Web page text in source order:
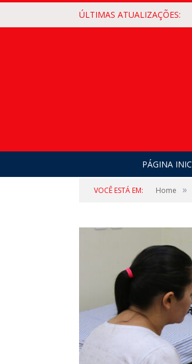
ÚLTIMAS ATUALIZAÇÕES:
PÁGINA
VOCÊ ESTÁ EM: Home »